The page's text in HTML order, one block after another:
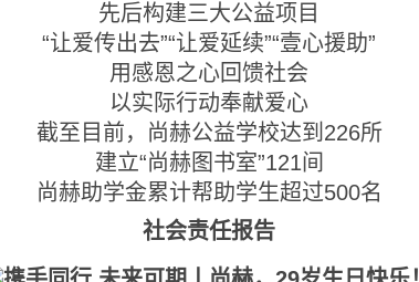
先后构建三大公益项目
“让爱传出去”“让爱延续”“壹心援助”
用感恩之心回馈社会
以实际行动奉献爱心
截至目前，尚赫公益学校达到226所
建立“尚赫图书室”121间
尚赫助学金累计帮助学生超过500名
社会责任报告